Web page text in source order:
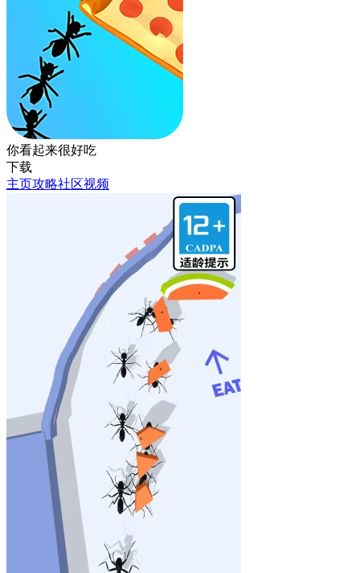
你看起来很好吃
下载
主页攻略社区视频